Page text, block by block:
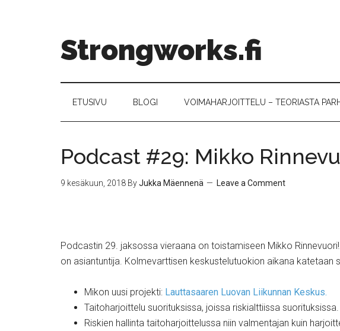
Strongworks.fi
ETUSIVU BLOGI VOIMAHARJOITTELU – TEORIASTA
Podcast #29: Mikko
9 kesäkuun, 2018 ByJukka Mäennenä Leave a Comment
Podcastin 29. jaksossa vieraana on toistamiseen Mikko
on asiantuntija. Kolmevarttisen keskustelutuokion aikana katetaan
Mikon uusi projekti: Lauttasaaren Luovan Liikunnan Keskus.
Taitoharjoittelu suorituksissa, joissa riskialttiissa suorituksissa.
Riskien hallinta taitoharjoittelussa niin valmentajan kuin